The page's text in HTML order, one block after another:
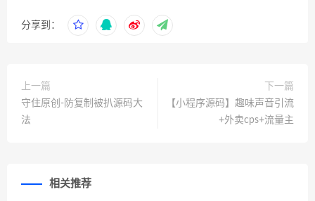
分享到：
上一篇
守住原创-防复制被扒源码大
法
下一篇
【小程序源码】趣味声音引流
+外卖cps+流量主
相关推荐